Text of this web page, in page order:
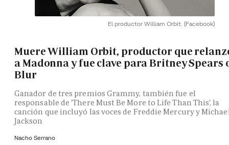
El productor William Orbit. (Facebook)
Muere William Orbit, productor que
a Madonna y fue clave para Britney Spears
Blur
Ganador de tres premios Grammy, también fue el
responsable de 'There Must Be More to Life Than This', la
canción que incluyó las voces de Freddie Mercury y
Jackson
Nacho Serrano